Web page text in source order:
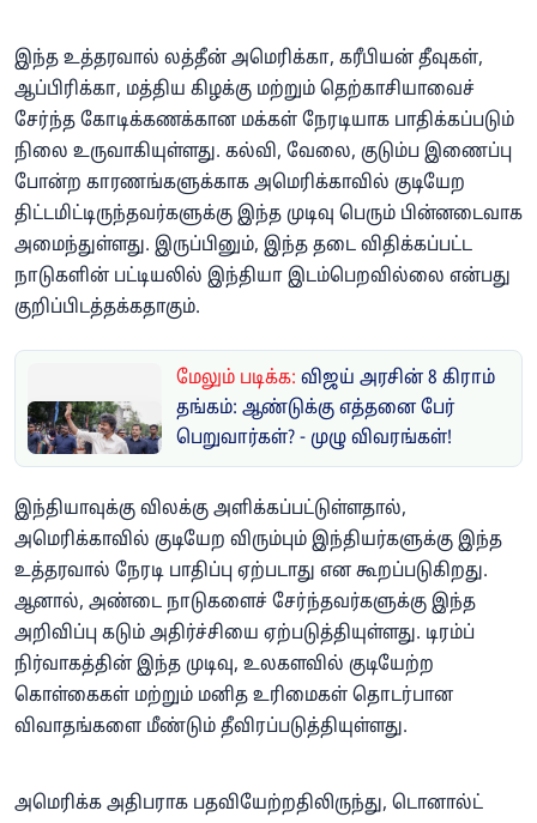
இந்த உத்தரவால் லத்தீன் அமெரிக்கா, கரீபியன் தீவுகள்,
ஆப்பிரிக்கா, மத்திய கிழக்கு மற்றும் தெற்காசியாவைச்
சேர்ந்த கோடிக்கணக்கான மக்கள் நேரடியாக பாதிக்கப்படும்
நிலை உருவாகியுள்ளது. கல்வி, வேலை, குடும்ப இணைப்பு
போன்ற காரணங்களுக்காக அமெரிக்காவில் குடியேற
திட்டமிட்டிருந்தவர்களுக்கு இந்த முடிவு பெரும் பின்னடைவாக
அமைந்துள்ளது. இருப்பினும், இந்த தடை விதிக்கப்பட்ட
நாடுகளின் பட்டியலில் இந்தியா இடம்பெறவில்லை என்பது
குறிப்பிடத்தக்கதாகும்.
மேலும் படிக்க: விஜய் அரசின் 8 கிராம்
தங்கம்: ஆண்டுக்கு எத்தனை பேர்
பெறுவார்கள்? - முழு விவரங்கள்!
இந்தியாவுக்கு விலக்கு அளிக்கப்பட்டுள்ளதால்,
அமெரிக்காவில் குடியேற விரும்பும் இந்தியர்களுக்கு இந்த
உத்தரவால் நேரடி பாதிப்பு ஏற்படாது என கூறப்படுகிறது.
ஆனால், அண்டை நாடுகளைச் சேர்ந்தவர்களுக்கு இந்த
அறிவிப்பு கடும் அதிர்ச்சியை ஏற்படுத்தியுள்ளது. டிரம்ப்
நிர்வாகத்தின் இந்த முடிவு, உலகளவில் குடியேற்ற
கொள்கைகள் மற்றும் மனித உரிமைகள் தொடர்பான
விவாதங்களை மீண்டும் தீவிரப்படுத்தியுள்ளது.
அமெரிக்க அதிபராக பதவியேற்றதிலிருந்து, டொனால்ட்